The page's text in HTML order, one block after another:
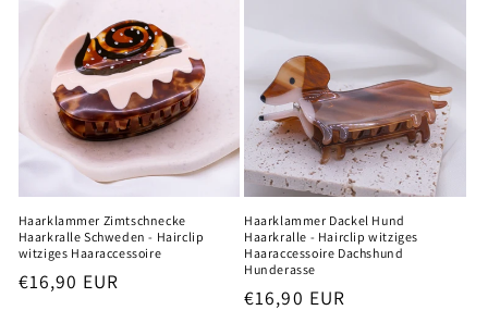
i
e
:Haarklammer Zimtschnecke
Haarkralle Schweden - Hairclip
witziges Haaraccessoire
Normaler
€16,90 EUR
Haarklammer Dackel Hund
Haarkralle - Hairclip witziges
Haaraccessoire Dachshund
Hunderasse
Normaler
€16,90 EUR